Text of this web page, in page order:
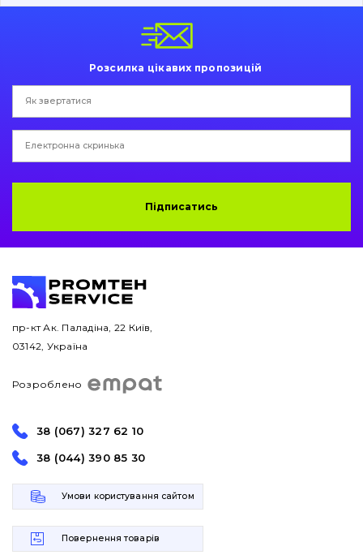
Розсилка цікавих пропозицій
Підписатись
пр-кт Ак. Паладіна, 22 Київ,
03142, Україна
Розроблено
38 (067) 327 62 10
38 (044) 390 85 30
Умови користування сайтом
Повернення товарів